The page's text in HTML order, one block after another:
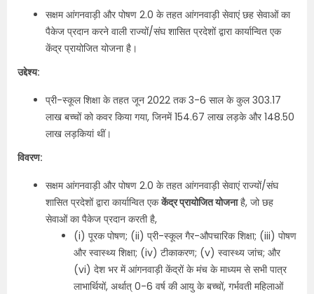
सक्षम आंगनवाड़ी और पोषण 2.0 के तहत आंगनवाड़ी सेवाएं छह सेवाओं का
पैकेज प्रदान करने वाली राज्यों/संघ शासित प्रदेशों द्वारा कार्यान्वित एक
केंद्र प्रायोजित योजना है।
उद्देश्य:
प्री-स्कूल शिक्षा के तहत जून 2022 तक 3-6 साल के कुल 303.17
लाख बच्चों को कवर किया गया, जिनमें 154.67 लाख लड़के और 148.50
लाख लड़कियां थीं।
विवरण:
सक्षम आंगनवाड़ी और पोषण 2.0 के तहत आंगनवाड़ी सेवाएं राज्यों/संघ
शासित प्रदेशों द्वारा कार्यान्वित एककेंद्र प्रायोजित योजनाहै, जो छह
सेवाओं का पैकेज प्रदान करती है,
(i) पूरक पोषण; (ii) प्री-स्कूल गैर-औपचारिक शिक्षा; (iii) पोषण
और स्वास्थ्य शिक्षा; (iv) टीकाकरण; (v) स्वास्थ्य जांच; और
(vi) देश भर में आंगनवाड़ी केंद्रों के मंच के माध्यम से सभी पात्र
लाभार्थियों, अर्थात् 0-6 वर्ष की आयु के बच्चों, गर्भवती महिलाओं